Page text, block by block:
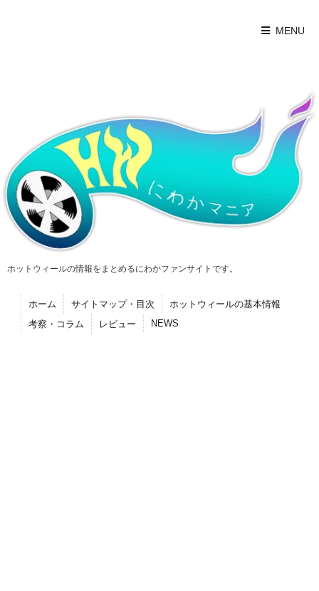
MENU
ホットウィールの情報をまとめるにわかファンサイトです。
ホーム サイトマップ・目次
ホットウィールの基本情報
考察・コラム
レビュー NEWS